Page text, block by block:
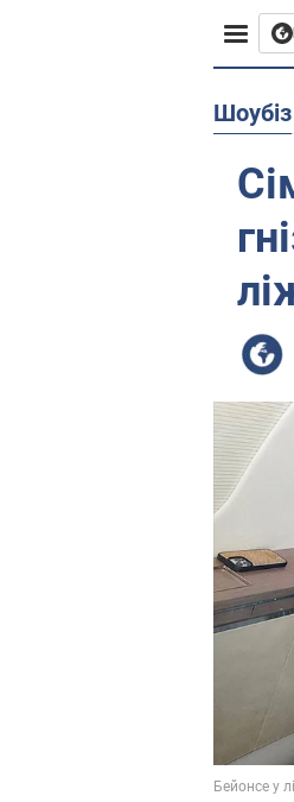
Європа
Життя
Шоубіз
Бейонсе у